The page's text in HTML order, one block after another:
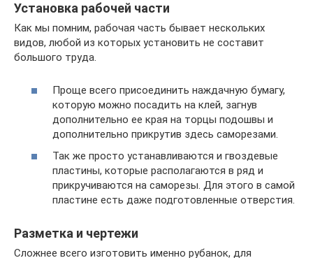
Установка рабочей части
Как мы помним, рабочая часть бывает нескольких
видов, любой из которых установить не составит
большого труда.
Проще всего присоединить наждачную бумагу,
которую можно посадить на клей, загнув
дополнительно ее края на торцы подошвы и
дополнительно прикрутив здесь саморезами.
Так же просто устанавливаются и гвоздевые
пластины, которые располагаются в ряд и
прикручиваются на саморезы. Для этого в самой
пластине есть даже подготовленные отверстия.
Разметка и чертежи
Сложнее всего изготовить именно рубанок, для